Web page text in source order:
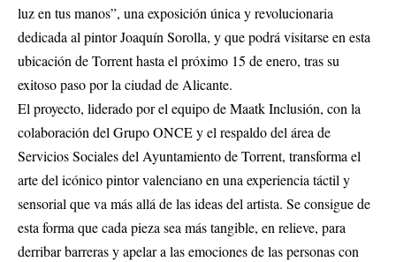
luz en tus manos”, una exposición única y revolucionaria
dedicada al pintor Joaquín Sorolla, y que podrá visitarse en esta
ubicación de Torrent hasta el próximo 15 de enero, tras su
exitoso paso por la ciudad de Alicante.
El proyecto, liderado por el equipo de Maatk Inclusión, con la
colaboración del Grupo ONCE y el respaldo del área de
Servicios Sociales del Ayuntamiento de Torrent, transforma el
arte del icónico pintor valenciano en una experiencia táctil y
sensorial que va más allá de las ideas del artista. Se consigue de
esta forma que cada pieza sea más tangible, en relieve, para
derribar barreras y apelar a las emociones de las personas con